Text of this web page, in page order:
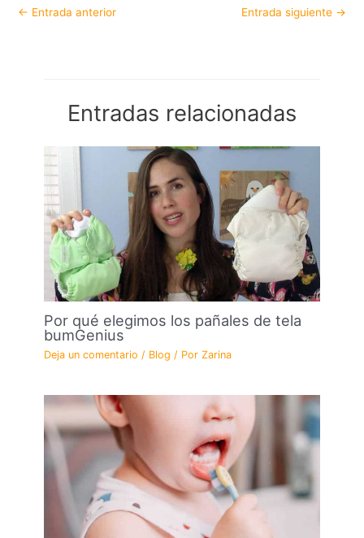
← Entrada anterior Entrada siguiente →
Entradas relacionadas
Por qué elegimos los pañales de tela
bumGenius
Deja un comentario / Blog / PorZarina